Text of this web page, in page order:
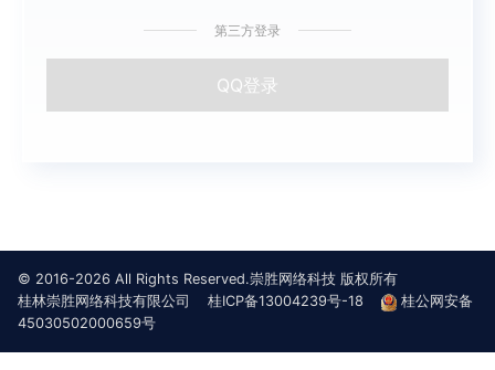
第三方登录
QQ登录
© 2016-2026 All Rights Reserved.崇胜网络科技 版权所有
桂林崇胜网络科技有限公司
桂ICP备13004239号-18
桂公网安备
45030502000659号